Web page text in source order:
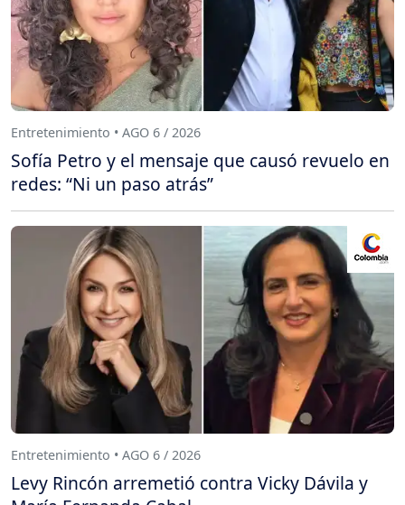
Entretenimiento • AGO 6 / 2026
Sofía Petro y el mensaje que causó revuelo en
redes: “Ni un paso atrás”
Entretenimiento • AGO 6 / 2026
Levy Rincón arremetió contra Vicky Dávila y